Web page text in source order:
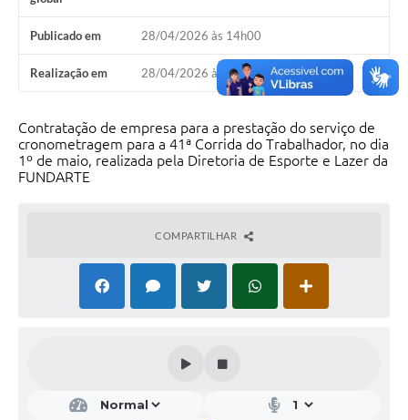
Publicado em 28/04/2026 às 14h00
Realização em 28/04/2026 às 14h00
Contratação de empresa para a prestação do serviço de
cronometragem para a 41ª Corrida do Trabalhador, no dia
1º de maio, realizada pela Diretoria de Esporte e Lazer da
FUNDARTE
COMPARTILHAR